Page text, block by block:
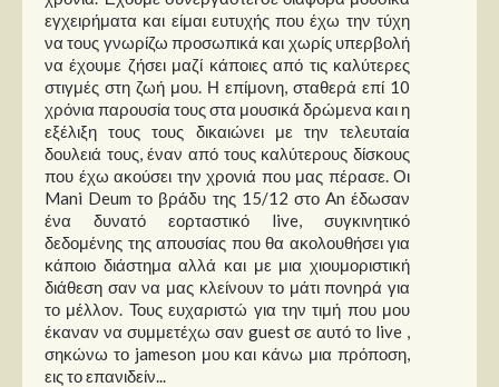
εγχειρήματα και είμαι ευτυχής που έχω την τύχη
να τους γνωρίζω προσωπικά και χωρίς υπερβολή
να έχουμε ζήσει μαζί κάποιες από τις καλύτερες
στιγμές στη ζωή μου. Η επίμονη, σταθερά επί 10
χρόνια παρουσία τους στα μουσικά δρώμενα και η
εξέλιξη τους τους δικαιώνει με την τελευταία
δουλειά τους, έναν από τους καλύτερους δίσκους
που έχω ακούσει την χρονιά που μας πέρασε. Οι
Mani Deum το βράδυ της 15/12 στο An έδωσαν
ένα δυνατό εορταστικό live, συγκινητικό
δεδομένης της απουσίας που θα ακολουθήσει για
κάποιο διάστημα αλλά και με μια χιουμοριστική
διάθεση σαν να μας κλείνουν το μάτι πονηρά για
το μέλλον. Τους ευχαριστώ για την τιμή που μου
έκαναν να συμμετέχω σαν guest σε αυτό το live ,
σηκώνω το jameson μου και κάνω μια πρόποση,
εις το επανιδείν...